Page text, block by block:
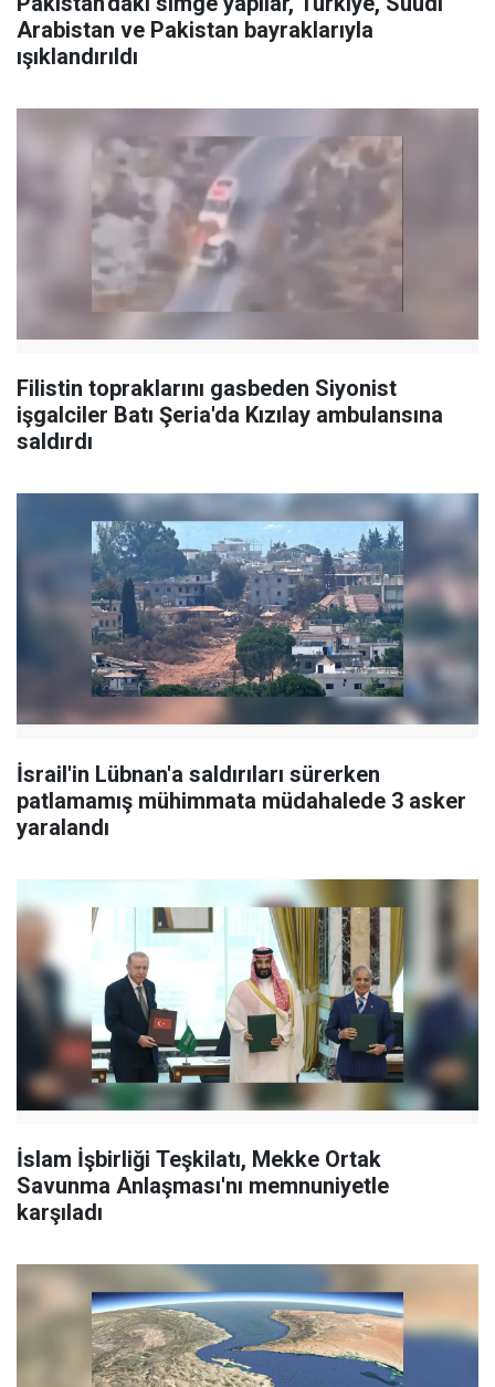
Arabistan ve Pakistan bayraklarıyla
ışıklandırıldı
Filistin topraklarını gasbeden Siyonist
işgalciler Batı Şeria'da Kızılay ambulansına
saldırdı
İsrail'in Lübnan'a saldırıları sürerken
patlamamış mühimmata müdahalede 3 asker
yaralandı
İslam İşbirliği Teşkilatı, Mekke Ortak
Savunma Anlaşması'nı memnuniyetle
karşıladı